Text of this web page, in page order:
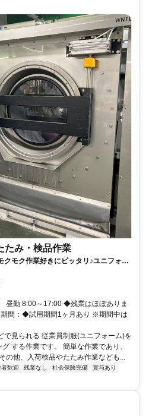
たみ・検品作業
モク作業好きにピッタリ♪ユニフォー
昼勤 8:00～17:00 ◆残業はほぼありま
間：◆試用期間1ヶ月あり ※期間中は
で見られる 従業員制服(ユニフォーム)を
する作業です。 簡単な作業であり、
の他、入荷検品やたたみ作業なども...
歓迎 残業なし 社会保険完備
賞与あり